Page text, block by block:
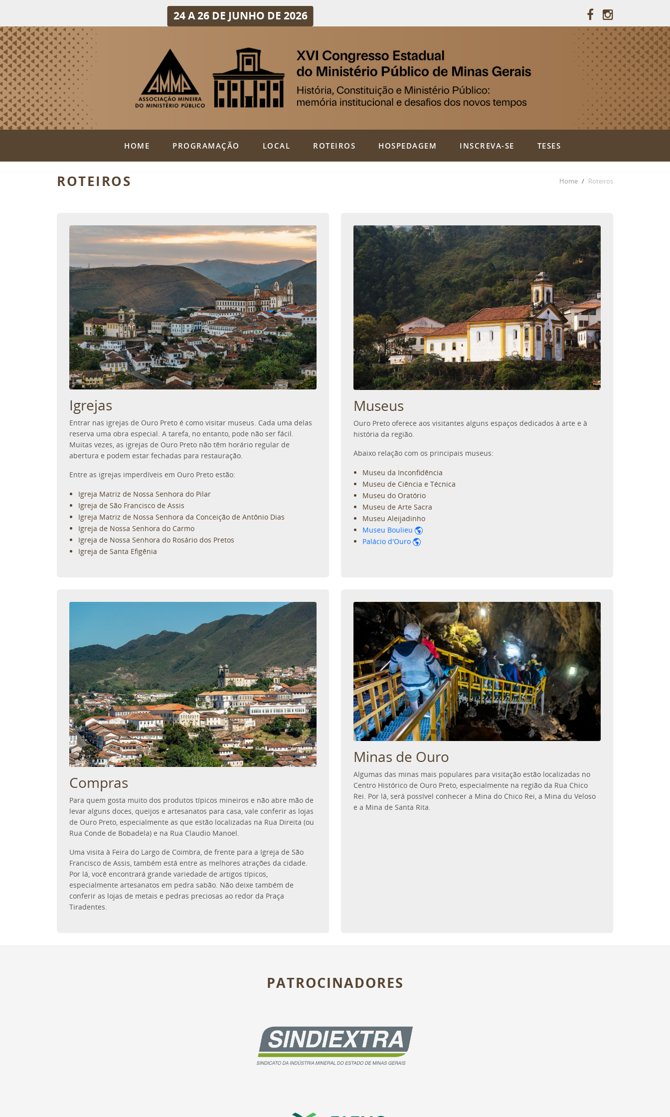
24 A 26 DE JUNHO DE 2026
HOME PROGRAMAÇÃO LOCAL ROTEIROS HOSPEDAGEM INSCREVA-SE TESES
ROTEIROS Home Roteiros
Igrejas
Entrar nas igrejas de Ouro Preto é como visitar museus. Cada uma delas
reserva uma obra especial. A tarefa, no entanto, pode não ser fácil.
Muitas vezes, as igrejas de Ouro Preto não têm horário regular de
abertura e podem estar fechadas para restauração.
Entre as igrejas imperdíveis em Ouro Preto estão:
Igreja Matriz de Nossa Senhora do Pilar
Igreja de São Francisco de Assis
Igreja Matriz de Nossa Senhora da Conceição de Antônio Dias
Igreja de Nossa Senhora do Carmo
Igreja de Nossa Senhora do Rosário dos Pretos
Igreja de Santa Efigênia
Museus
Ouro Preto oferece aos visitantes alguns espaços dedicados à arte e à
história da região.
Abaixo relação com os principais museus:
Museu da Inconfidência
Museu de Ciência e Técnica
Museu do Oratório
Museu de Arte Sacra
Museu Aleijadinho
Museu Boulieu
Palácio d'Ouro
Compras
Para quem gosta muito dos produtos típicos mineiros e não abre mão de
levar alguns doces, queijos e artesanatos para casa, vale conferir as lojas
de Ouro Preto, especialmente as que estão localizadas na Rua Direita (ou
Rua Conde de Bobadela) e na Rua Claudio Manoel.
Uma visita à Feira do Largo de Coimbra, de frente para a Igreja de São
Francisco de Assis, também está entre as melhores atrações da cidade.
Por lá, você encontrará grande variedade de artigos típicos,
especialmente artesanatos em pedra sabão. Não deixe também de
conferir as lojas de metais e pedras preciosas ao redor da Praça
Tiradentes.
Minas de Ouro
Algumas das minas mais populares para visitação estão localizadas no
Centro Histórico de Ouro Preto, especialmente na região da Rua Chico
Rei. Por lá, será possível conhecer a Mina do Chico Rei, a Mina du Veloso
e a Mina de Santa Rita.
PATROCINADORES